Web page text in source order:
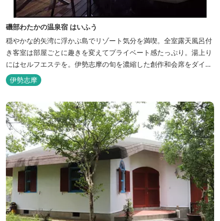
磯部わたかの温泉宿 はいふう
穏やかな的矢湾に浮かぶ島でリゾート気分を満喫。全室露天風呂付
き客室は部屋ごとに趣きを変えてプライベート感たっぷり。湯上り
にはセルフエステを。伊勢志摩の旬を濃縮した創作和会席をダイニ
ングで。
伊勢志摩